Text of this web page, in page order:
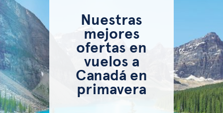
Nuestras
mejores
ofertas en
vuelos a
Canadá en
primavera